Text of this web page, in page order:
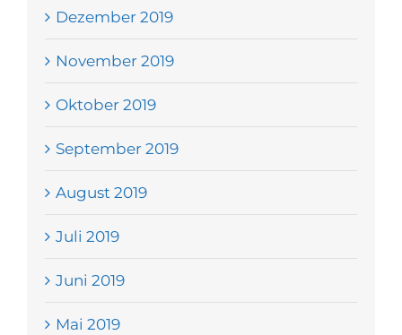
Dezember 2019
November 2019
Oktober 2019
September 2019
August 2019
Juli 2019
Juni 2019
Mai 2019